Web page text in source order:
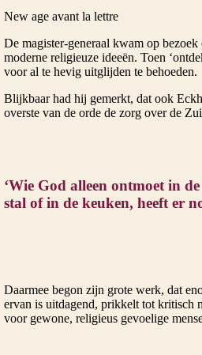
New age avant la lettre
De magister-generaal kwam op
moderne religieuze ideeën. Toen
voor al te hevig uitglijden te behoeden.
Blijkbaar had hij gemerkt, dat ook
overste van de orde de zorg over de
‘Wie God alleen ontmoet in
stal of in de keuken, heeft er
Daarmee begon zijn grote werk, dat
ervan is uitdagend, prikkelt tot kritisch
voor gewone, religieus gevoelige